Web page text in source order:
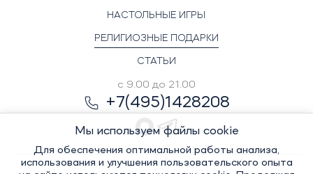
НАСТОЛЬНЫЕ ИГРЫ
РЕЛИГИОЗНЫЕ ПОДАРКИ
СТАТЬИ
с 9.00 до 21.00
+7(495)1428208
Мы используем файлы cookie
Для обеспечения оптимальной работы анализа,
использования и улучшения пользовательского опыта